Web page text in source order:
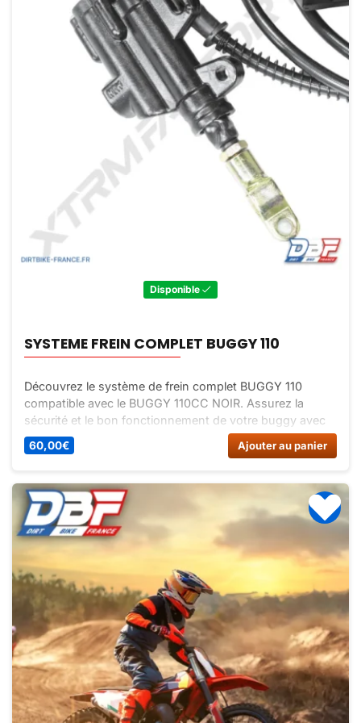
Disponible
SYSTEME FREIN COMPLET BUGGY 110
Découvrez le système de frein complet BUGGY 110
compatible avec le BUGGY 110CC NOIR. Assurez la
sécurité et le bon fonctionnement de votre buggy avec
ce système de freinage fiable. Facile à installer pour un
freinage efficace.
60,00€ Ajouter au panier